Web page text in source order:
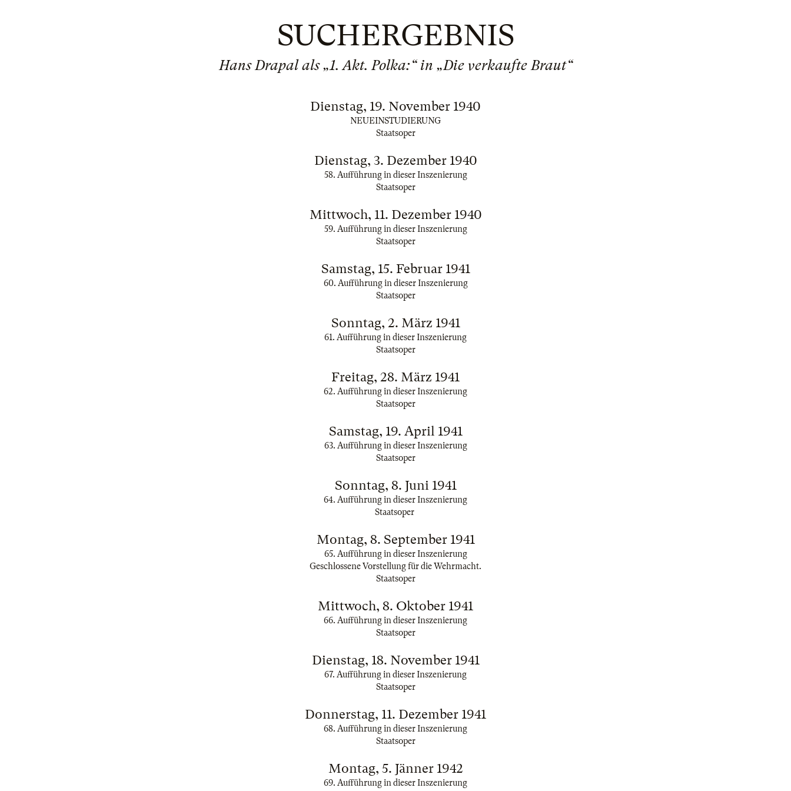
SUCHERGEBNIS
Hans Drapal als „1. Akt. Polka:“ in „Die verkaufte Braut“
Dienstag, 19. November 1940
NEUEINSTUDIERUNG
Staatsoper
Dienstag, 3. Dezember 1940
58. Aufführung in dieser Inszenierung
Staatsoper
Mittwoch, 11. Dezember 1940
59. Aufführung in dieser Inszenierung
Staatsoper
Samstag, 15. Februar 1941
60. Aufführung in dieser Inszenierung
Staatsoper
Sonntag, 2. März 1941
61. Aufführung in dieser Inszenierung
Staatsoper
Freitag, 28. März 1941
62. Aufführung in dieser Inszenierung
Staatsoper
Samstag, 19. April 1941
63. Aufführung in dieser Inszenierung
Staatsoper
Sonntag, 8. Juni 1941
64. Aufführung in dieser Inszenierung
Staatsoper
Montag, 8. September 1941
65. Aufführung in dieser Inszenierung
Geschlossene Vorstellung für die Wehrmacht.
Staatsoper
Mittwoch, 8. Oktober 1941
66. Aufführung in dieser Inszenierung
Staatsoper
Dienstag, 18. November 1941
67. Aufführung in dieser Inszenierung
Staatsoper
Donnerstag, 11. Dezember 1941
68. Aufführung in dieser Inszenierung
Staatsoper
Montag, 5. Jänner 1942
69. Aufführung in dieser Inszenierung